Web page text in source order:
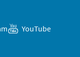
YouTube